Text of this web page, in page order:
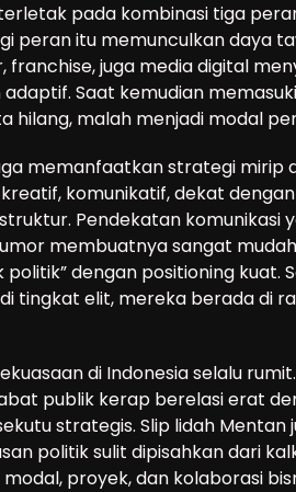
pada kombinasi tiga
peran itu memunculkan daya
franchise, juga media digital
Saat kemudian
hilang, malah menjadi modal
memanfaatkan strategi
komunikatif, dekat
Pendekatan komunikasi
membuatnya sangat
politik” dengan positioning
tingkat elit, mereka berada di
di Indonesia selalu
publik kerap berelasi erat
strategis. Slip lidah
politik sulit dipisahkan dari
proyek, dan kolaborasi